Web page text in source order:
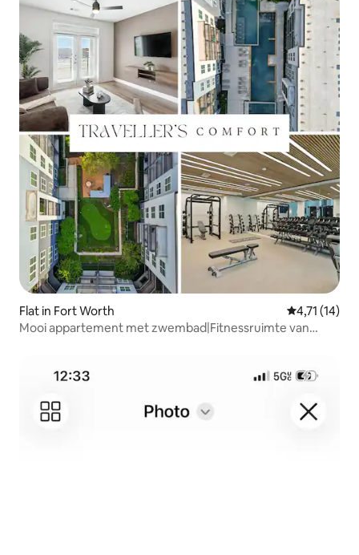
Flat in Fort Worth Gemiddelde
4,71 (14)
Mooi appartement met zwembad|Fitnessruimte van